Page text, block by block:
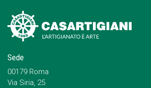
Sede
00179 Roma
Via Siria, 25